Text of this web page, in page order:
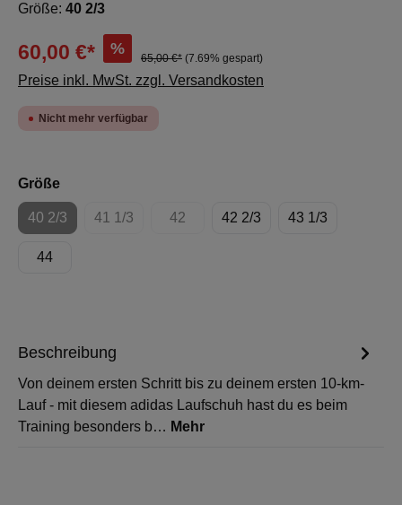
Größe: 40 2/3
60,00 €* %
65,00 €* (7.69% gespart)
Preise inkl. MwSt. zzgl. Versandkosten
Nicht mehr verfügbar
Größeauswählen
40 2/3
(Diese Option ist zurzeit nicht verfügbar.)
41 1/3
(Diese Option ist zurzeit nicht verfügbar.)
42
(Diese Option ist zurzeit nicht
42 2/3 43 1/3
44
Beschreibung
Von deinem ersten Schritt bis zu deinem ersten 10-km-
Lauf - mit diesem adidas Laufschuh hast du es beim
Training besonders b… Mehr